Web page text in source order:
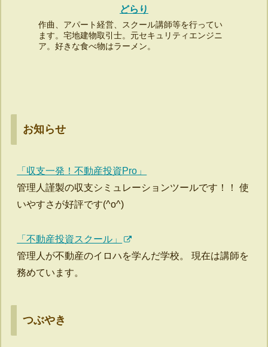
どらり
作曲、アパート経営、スクール講師等を行ってい
ます。宅地建物取引士。元セキュリティエンジニ
ア。好きな食べ物はラーメン。
お知らせ
「収支一発！不動産投資Pro」
管理人謹製の収支シミュレーションツールです！！ 使
いやすさが好評です(^o^)
「不動産投資スクール」
管理人が不動産のイロハを学んだ学校。 現在は講師を
務めています。
つぶやき